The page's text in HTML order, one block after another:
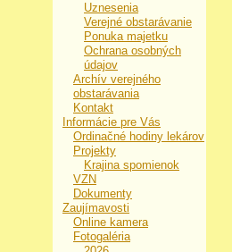
Uznesenia
Verejné obstarávanie
Ponuka majetku
Ochrana osobných
údajov
Archív verejného
obstarávania
Kontakt
Informácie pre Vás
Ordinačné hodiny lekárov
Projekty
Krajina spomienok
VZN
Dokumenty
Zaujímavosti
Online kamera
Fotogaléria